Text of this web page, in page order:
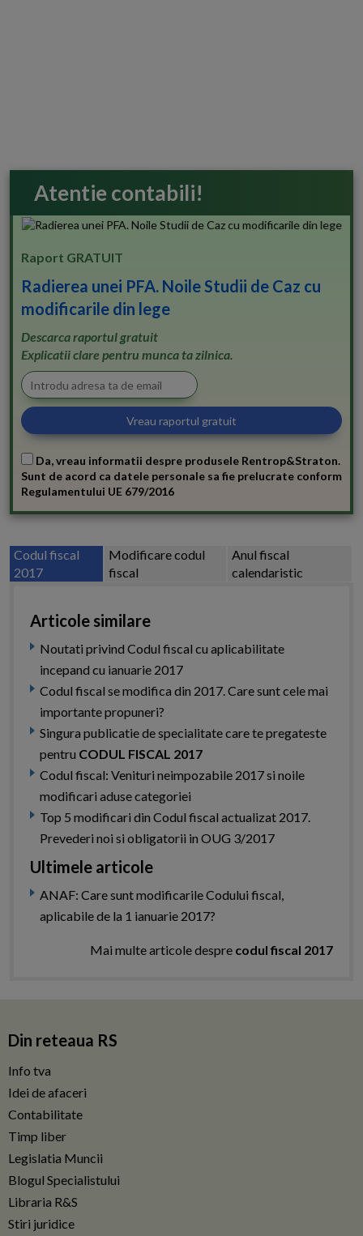
Atentie contabili!
Raport GRATUIT
Radierea unei PFA. Noile Studii de Caz cu
modificarile din lege
Descarca raportul gratuit
Explicatii clare pentru munca ta zilnica.
Da, vreau informatii despre produsele Rentrop&Straton.
Sunt de acord ca datele personale sa fie prelucrate conform
Regulamentului UE 679/2016
Codul fiscal
2017
Modificare codul
fiscal
Anul fiscal
calendaristic
Articole similare
Noutati privind Codul fiscal cu aplicabilitate
incepand cu ianuarie 2017
Codul fiscal se modifica din 2017. Care sunt cele mai
importante propuneri?
Singura publicatie de specialitate care te pregateste
pentru CODUL FISCAL 2017
Codul fiscal: Venituri neimpozabile 2017 si noile
modificari aduse categoriei
Top 5 modificari din Codul fiscal actualizat 2017.
Prevederi noi si obligatorii in OUG 3/2017
Ultimele articole
ANAF: Care sunt modificarile Codului fiscal,
aplicabile de la 1 ianuarie 2017?
Mai multe articole despre codul fiscal 2017
Din reteaua RS
Info tva
Idei de afaceri
Contabilitate
Timp liber
Legislatia Muncii
Blogul Specialistului
Libraria R&S
Stiri juridice